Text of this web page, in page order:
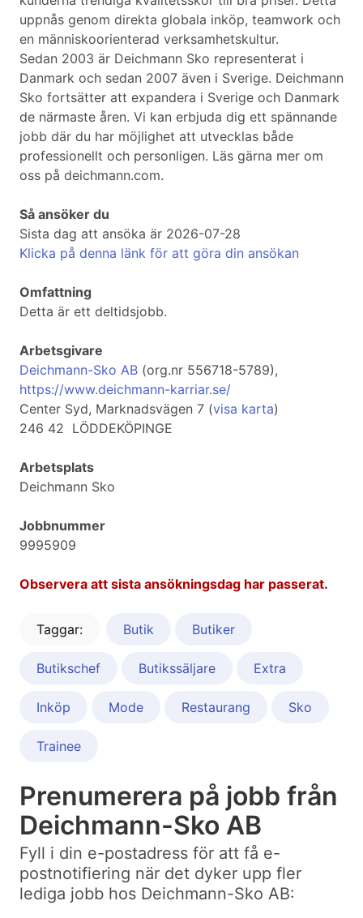
uppnås genom direkta globala inköp, teamwork och
en människoorienterad verksamhetskultur.
Sedan 2003 är Deichmann Sko representerat i
Danmark och sedan 2007 även i Sverige. Deichmann
Sko fortsätter att expandera i Sverige och Danmark
de närmaste åren. Vi kan erbjuda dig ett spännande
jobb där du har möjlighet att utvecklas både
professionellt och personligen. Läs gärna mer om
oss på deichmann.com.
Så ansöker du
Sista dag att ansöka är 2026-07-28
Klicka på denna länk för att göra din ansökan
Omfattning
Detta är ett deltidsjobb.
Arbetsgivare
Deichmann-Sko AB (org.nr 556718-5789),
https://www.deichmann-karriar.se/
Center Syd, Marknadsvägen 7 (visa karta)
246 42 LÖDDEKÖPINGE
Arbetsplats
Deichmann Sko
Jobbnummer
9995909
Observera att sista ansökningsdag har passerat.
Taggar: Butik Butiker
Butikschef Butikssäljare Extra
Inköp Mode Restaurang Sko
Trainee
Prenumerera på jobb från
Deichmann-Sko AB
Fyll i din e-postadress för att få e-
postnotifiering när det dyker upp fler
lediga jobb hos Deichmann-Sko AB: